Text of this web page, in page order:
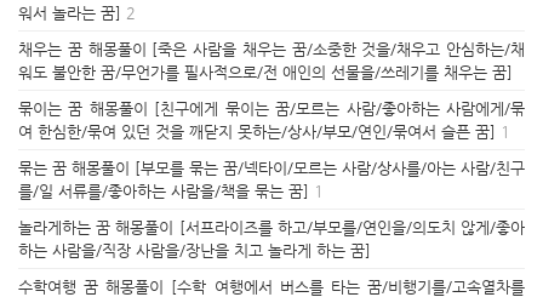
워서 놀라는 꿈] 2
채우는 꿈 해몽풀이 [죽은 사람을 채우는 꿈/소중한 것을/채우고 안심하는/채
워도 불안한 꿈/무언가를 필사적으로/전 애인의 선물을/쓰레기를 채우는 꿈]
묶이는 꿈 해몽풀이 [친구에게 묶이는 꿈/모르는 사람/좋아하는 사람에게/묶
여 한심한/묶여 있던 것을 깨닫지 못하는/상사/부모/연인/묶여서 슬픈 꿈] 1
묶는 꿈 해몽풀이 [부모를 묶는 꿈/넥타이/모르는 사람/상사를/아는 사람/친구
를/일 서류를/좋아하는 사람을/책을 묶는 꿈] 1
놀라게하는 꿈 해몽풀이 [서프라이즈를 하고/부모를/연인을/의도치 않게/좋아
하는 사람을/직장 사람을/장난을 치고 놀라게 하는 꿈]
수학여행 꿈 해몽풀이 [수학 여행에서 버스를 타는 꿈/비행기를/고속열차를